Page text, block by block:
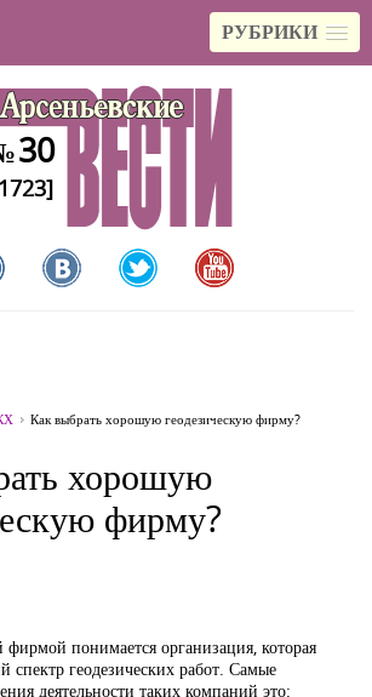
РУБРИКИ
30
Как выбрать хорошую геодезическую фирму?
хорошую
фирму?
фирмой понимается организация, которая
спектр геодезических работ. Самые
деятельности таких компаний это: